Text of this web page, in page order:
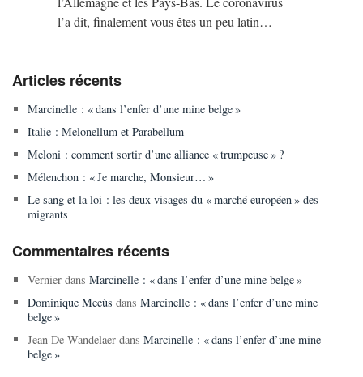
l’a dit, finalement vous êtes un peu latin…
Articles récents
Marcinelle : « dans l’enfer d’une mine belge »
Italie : Melonellum et Parabellum
Meloni : comment sortir d’une alliance « trumpeuse » ?
Mélenchon : « Je marche, Monsieur… »
Le sang et la loi : les deux visages du « marché européen » des
migrants
Commentaires récents
Vernierdans Marcinelle : « dans l’enfer d’une mine belge »
Dominique Meeùs dans Marcinelle : « dans l’enfer d’une mine
belge »
Jean De Wandelaerdans Marcinelle : « dans l’enfer d’une mine
belge »